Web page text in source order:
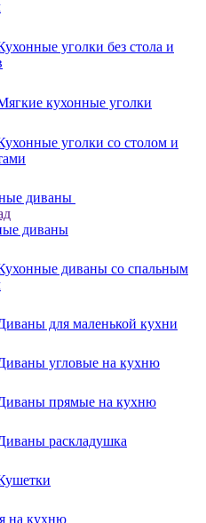
уголки без стола и
кухонные уголки
уголки со столом и
диваны
диваны
диваны со спальным
для маленькой кухни
угловые на кухню
прямые на кухню
раскладушка
на кухню